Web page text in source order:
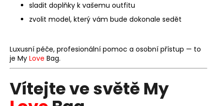
sladit doplňky k vašemu outfitu
zvolit model, který vám bude dokonale sedět
Luxusní péče, profesionální pomoc a osobní přístup — to
je My Love Bag.
Vítejte ve světě My